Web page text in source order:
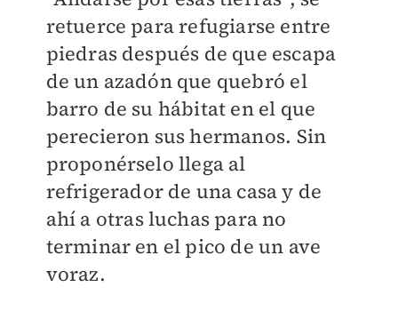
retuerce para refugiarse entre
piedras después de que escapa
de un azadón que quebró el
barro de su hábitat en el que
perecieron sus hermanos. Sin
proponérselo llega al
refrigerador de una casa y de
ahí a otras luchas para no
terminar en el pico de un ave
voraz.